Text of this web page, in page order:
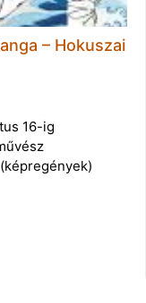
– Hokuszai
16-ig